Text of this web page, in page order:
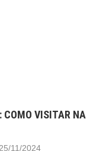
COMO VISITAR NA
25/11/2024